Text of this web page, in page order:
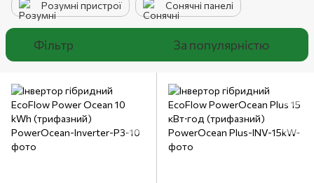
Розумні пристрої Сонячні панелі
Фільтр За популярністю